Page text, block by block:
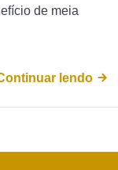
de meia
lendo